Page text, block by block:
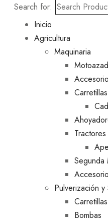
Search for:
Inicio
Agricultura
Maquinaria
Tractores
Segunda
Pulverización y
Bombas